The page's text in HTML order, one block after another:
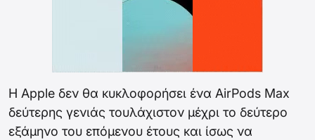
Η Apple δεν θα κυκλοφορήσει ένα AirPods Max
δεύτερης γενιάς τουλάχιστον μέχρι το δεύτερο
εξάμηνο του επόμενου έτους και ίσως να